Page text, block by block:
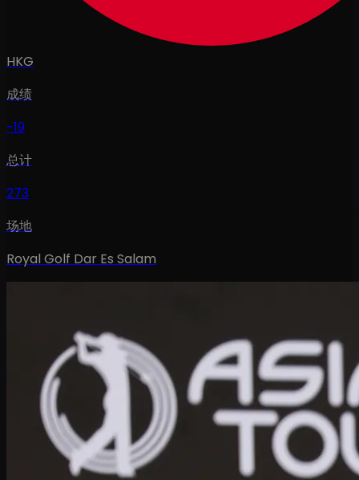
HKG
成绩
-19
总计
273
场地
Royal Golf Dar Es Salam